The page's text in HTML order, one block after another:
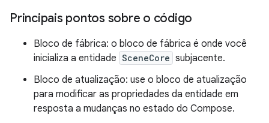
Principais pontos sobre o código
Bloco de fábrica: o bloco de fábrica é onde você
inicializa a entidade SceneCore subjacente.
Bloco de atualização: use o bloco de atualização
para modificar as propriedades da entidade em
resposta a mudanças no estado do Compose.